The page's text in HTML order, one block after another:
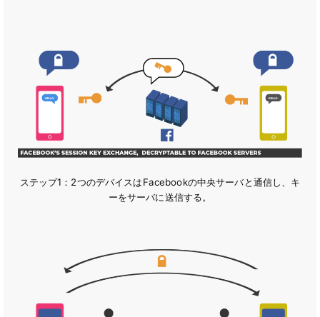
ステップ1：2つのデバイスはFacebookの中央サーバと通信し、キ
ーをサーバに送信する。